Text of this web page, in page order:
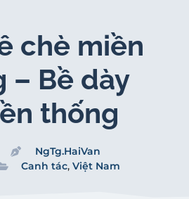
chè miền
– Bề dày
thống
NgTg.HaiVan
Canh tác,Việt Nam